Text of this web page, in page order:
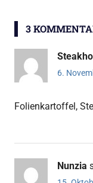
3
6.
Folienkartoffel,
Nunzia